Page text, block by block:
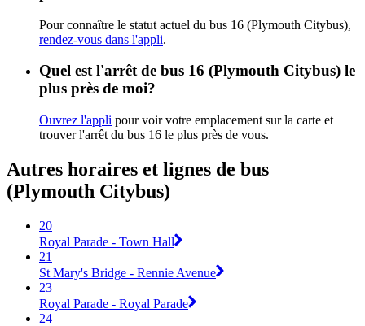
Pour connaître le statut actuel du bus 16 (Plymouth Citybus),
rendez-vous dans l'appli.
Quel est l'arrêt de bus 16 (Plymouth Citybus) le
plus près de moi?
Ouvrez l'appli pour voir votre emplacement sur la carte et
trouver l'arrêt du bus 16 le plus près de vous.
Autres horaires et lignes de bus
(Plymouth Citybus)
20
Royal Parade - Town Hall
21
St Mary's Bridge - Rennie Avenue
23
Royal Parade - Royal Parade
24